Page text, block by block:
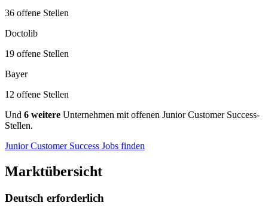
36 offene Stellen
Doctolib
19 offene Stellen
Bayer
12 offene Stellen
Und 6 weitere Unternehmen mit offenen Junior Customer Success-
Stellen.
Junior Customer Success Jobs finden
Marktübersicht
Deutsch erforderlich